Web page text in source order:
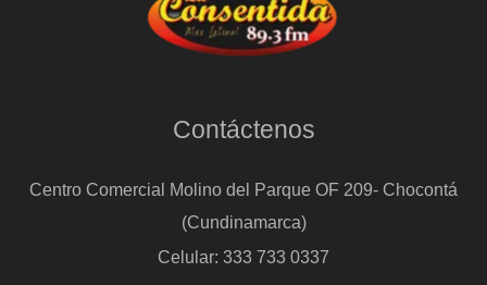
Contáctenos
Centro Comercial Molino del Parque OF 209- Chocontá
(Cundinamarca)
Celular: 333 733 0337